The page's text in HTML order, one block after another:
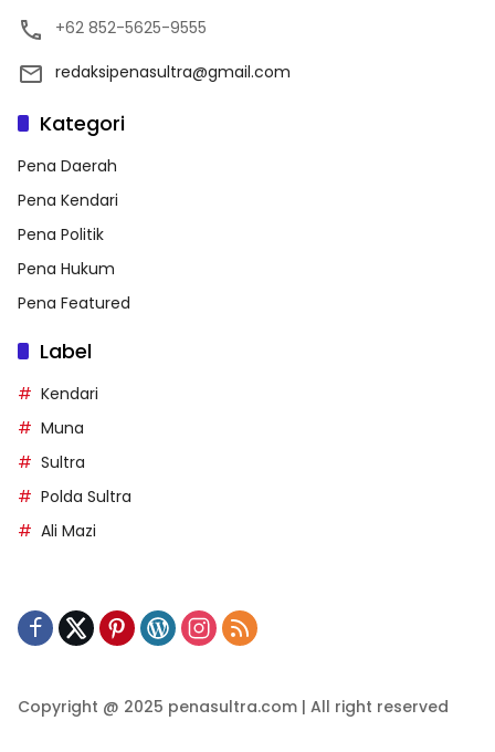
+62 852-5625-9555
redaksipenasultra@gmail.com
Kategori
Pena Daerah
Pena Kendari
Pena Politik
Pena Hukum
Pena Featured
Label
Kendari
Muna
Sultra
Polda Sultra
Ali Mazi
Copyright @ 2025 penasultra.com | All right reserved